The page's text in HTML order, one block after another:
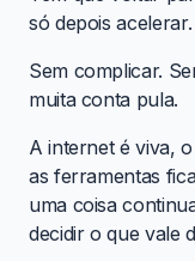
só depois acelerar.
Sem complicar.
muita conta pula.
A internet é viva,
as ferramentas
uma coisa
decidir o que vale